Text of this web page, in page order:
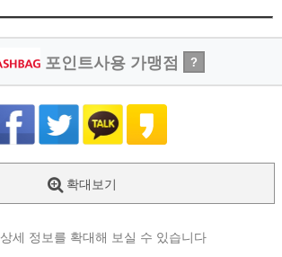
포인트사용 가맹점 ?
확대보기
상세 정보를 확대해 보실 수 있습니다